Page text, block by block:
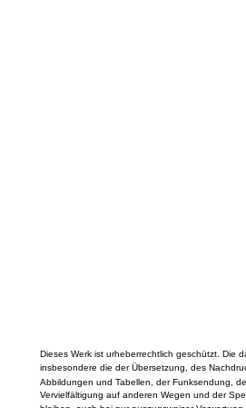
Dieses Werk ist urheberrechtlich geschützt. Die
insbesondere die der Übersetzung, des
Abbildungen und Tabellen, der Funksendung,
Vervielfältigung auf anderen Wegen und der